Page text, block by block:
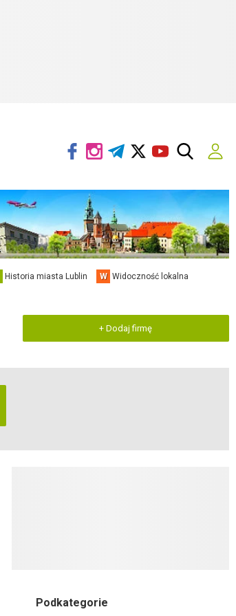
Historia miasta Lublin W Widoczność lokalna
+ Dodaj firmę
Podkategorie